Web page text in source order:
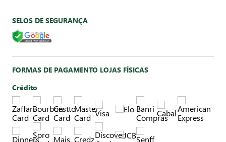
SELOS DE SEGURANÇA
FORMAS DE PAGAMENTO LOJAS FÍSICAS
Crédito